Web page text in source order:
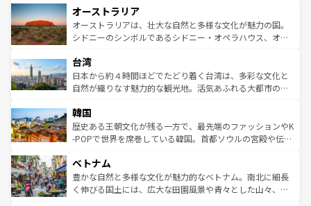
部のニューオーリンズでは、音楽と美食が融合した独特の
文化が魅力。旅行者はアメリカの各地域で異なる魅力を楽
しみながら、その多様性と豊かな歴史を感じることができ
ならではの贅沢な旅のスタイルだ。 なお、新着のアメリカ
情報はコンテンツ一覧を参照してほしい。
ワイ島は見逃せない。また、定番の観光地といえばオアフ
島だが、静かな自然を求めるならマウイ島やカウアイ島が
おすすめ。エメラルドグリーンに輝く海をはじめ、豊かな
れるおもてなしの心で訪れる人々を迎えてくれるハワイの
人々、おいしいローカルフードやハワイアンミュージッ
ク、伝統的なフラダンスなど、すべてがハワイの魅力を彩
ワイを、存分に味わってほしい。 なお、新着のハワイ情報
はコンテンツ一覧を参照してほしい。
オーストラリア
オーストラリアは、壮大な自然と多様な文化が魅力の国。
シドニーのシンボルであるシドニー・オペラハウス、オー
リアリーフや大陸中央部にそびえるウルル（エアーズロッ
ク）、タスマニアの美しい原生林やケアンズの熱帯雨林な
ど、見どころがたくさん。また、カフェやワイン、オージ
いる。アクティビティも充実しており、サーフィンやダイ
ビング、ハイキングなど、アウトドア好きにはたまらな
い。オーストラリアの多彩な魅力を存分に味わいつくそ
参照してほしい。
台湾
日本から約４時間ほどでたどり着く台湾は、多彩な文化と
自然が織りなす魅力的な観光地。活気あふれる大都市の台
ン）、静ひつな山岳地帯である台湾東部など、都市の喧騒
と山間の静けさが共存しており、訪れる人に新しい発見と
驚きをもたらしてくれる。また、奥深い台湾の食文化も魅
容にもいいと評判のスイーツなど、バラエティ豊かな料理
が味わえる。 なお、新着の台湾情報は コンテンツ一覧を参
照してほしい。
韓国
歴史ある王朝文化が残る一方で、最先端のファッションやK
-POPで世界を席巻している韓国。首都ソウルの宮殿や伝統
き、地方に足を延ばせば四季折々の自然美を楽しむことが
できる。そして、キムチや焼肉、絶品のストリートフード
まで、さまざまな韓国料理が待っている。夜には、韓国な
ベトナム
豊かな自然と多様な文化が魅力的なベトナム。南北に細長
く伸びる国土には、広大な田園風景や青々とした山々、世